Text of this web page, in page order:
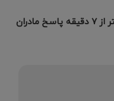
همین الان سوال خود را بپرسید و کمتر از ۷ دقیقه پاسخ مادران